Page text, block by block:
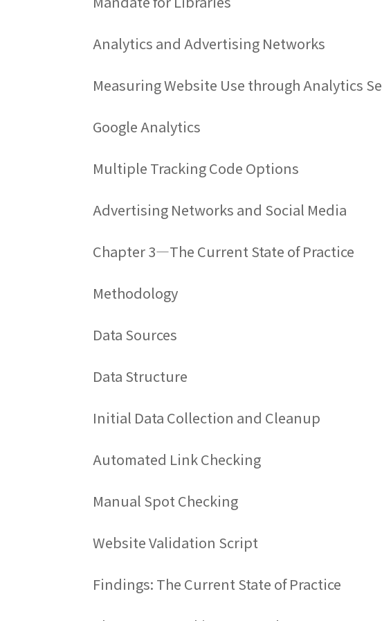
Analytics and Advertising Networks
Measuring Website Use through Analytics
Google Analytics
Multiple Tracking Code Options
Advertising Networks and Social Media
Chapter 3—The Current State of Practice
Methodology
Data Sources
Data Structure
Initial Data Collection and Cleanup
Automated Link Checking
Manual Spot Checking
Website Validation Script
Findings: The Current State of Practice